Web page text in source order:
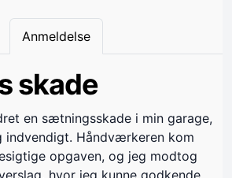
Anmeldelse
skade
en sætningsskade i min garage,
indvendigt. Håndværkeren kom
opgaven, og jeg modtog
hvor jeg kunne godkende